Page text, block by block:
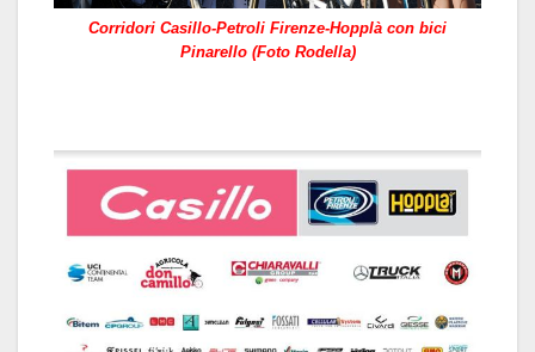
Corridori Casillo-Petroli Firenze-Hopplà con bici
Pinarello (Foto Rodella)